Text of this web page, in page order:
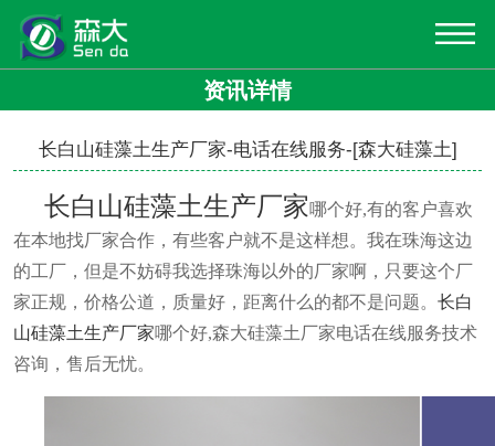
资讯详情
长白山硅藻土生产厂家-电话在线服务-[森大硅藻土]
长白山硅藻土生产厂家哪个好,有的客户喜欢
在本地找厂家合作，有些客户就不是这样想。我在珠海这边
的工厂，但是不妨碍我选择珠海以外的厂家啊，只要这个厂
家正规，价格公道，质量好，距离什么的都不是问题。 长白
山硅藻土生产厂家哪个好,森大硅藻土厂家电话在线服务技术
咨询，售后无忧。